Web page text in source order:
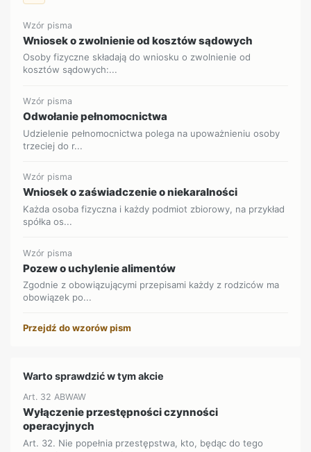
Wzór pisma
Wniosek o zwolnienie od kosztów sądowych
Osoby fizyczne składają do wniosku o zwolnienie od
kosztów sądowych:...
Wzór pisma
Odwołanie pełnomocnictwa
Udzielenie pełnomocnictwa polega na upoważnieniu osoby
trzeciej do r...
Wzór pisma
Wniosek o zaświadczenie o niekaralności
Każda osoba fizyczna i każdy podmiot zbiorowy, na przykład
spółka os...
Wzór pisma
Pozew o uchylenie alimentów
Zgodnie z obowiązującymi przepisami każdy z rodziców ma
obowiązek po...
Przejdź do wzorów pism
Warto sprawdzić w tym akcie
Art. 32 ABWAW
Wyłączenie przestępności czynności
operacyjnych
Art. 32. Nie popełnia przestępstwa, kto, będąc do tego